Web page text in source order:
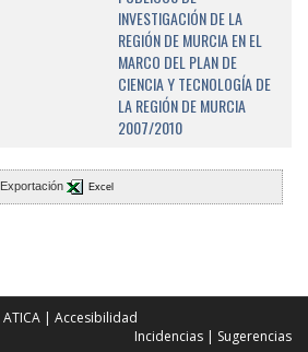
INVESTIGACIÓN DE LA
REGIÓN DE MURCIA EN EL
MARCO DEL PLAN DE
CIENCIA Y TECNOLOGÍA DE
LA REGIÓN DE MURCIA
2007/2010
Exportación Excel
ATICA | Accesibilidad
Incidencias | Sugerencias